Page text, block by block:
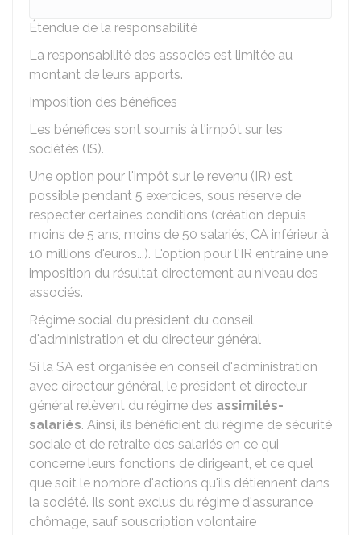
Étendue de la responsabilité
La responsabilité des associés est limitée au
montant de leurs apports.
Imposition des bénéfices
Les bénéfices sont soumis à l'impôt sur les
sociétés (IS).
Une option pour l'impôt sur le revenu (IR) est
possible pendant 5 exercices, sous réserve de
respecter certaines conditions (création depuis
moins de 5 ans, moins de 50 salariés, CA inférieur à
10 millions d'euros...). L'option pour l'IR entraine une
imposition du résultat directement au niveau des
associés.
Régime social du président du conseil
d'administration et du directeur général
Si la SA est organisée en conseil d'administration
avec directeur général, le président et directeur
général relèvent du régime des assimilés-
salariés. Ainsi, ils bénéficient du régime de sécurité
sociale et de retraite des salariés en ce qui
concerne leurs fonctions de dirigeant, et ce quel
que soit le nombre d'actions qu'ils détiennent dans
la société. Ils sont exclus du régime d'assurance
chômage, sauf souscription volontaire